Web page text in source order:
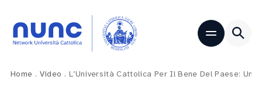
Home . Video . L’Università Cattolica Per Il Bene Del Paese: Un